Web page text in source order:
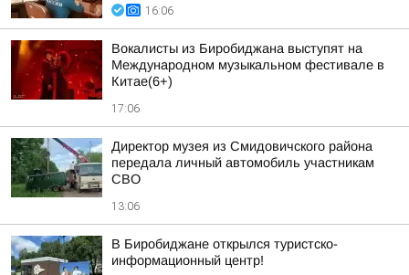
16:06
Вокалисты из Биробиджана выступят на
Международном музыкальном фестивале в
Китае(6+)
17:06
Директор музея из Смидовичского района
передала личный автомобиль участникам
СВО
13:06
В Биробиджане открылся туристско-
информационный центр!